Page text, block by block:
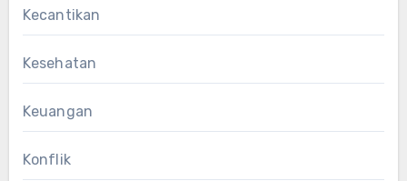
Kecantikan
Kesehatan
Keuangan
Konflik